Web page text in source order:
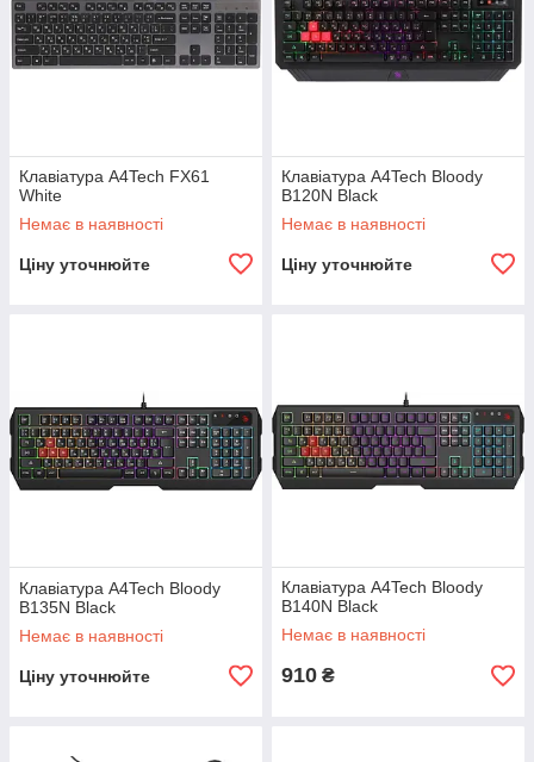
Клавіатура A4Tech FX61
White
Немає в наявності
Ціну уточнюйте
Клавіатура A4Tech Bloody
B120N Black
Немає в наявності
Ціну уточнюйте
Клавіатура A4Tech Bloody
B135N Black
Немає в наявності
Ціну уточнюйте
Клавіатура A4Tech Bloody
B140N Black
Немає в наявності
910 ₴